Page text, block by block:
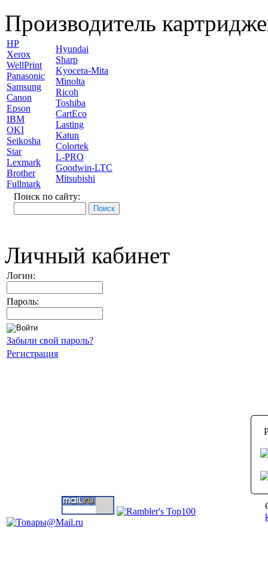
Производитель
HP
Xerox
WellPrint
Panasonic
Samsung
Canon
Epson
IBM
OKI
Seikosha
Star
Lexmark
Brother
Fullmark
Hyundai
Sharp
Kyocera-Mita
Minolta
Ricoh
Toshiba
CartEco
Lasting
Katun
Colortek
L-PRO
Goodwin-LTC
Mitsubishi
Поиск по сайту:
Личный кабинет
Логин:
Пароль:
Забыли свой пароль?
Регистрация